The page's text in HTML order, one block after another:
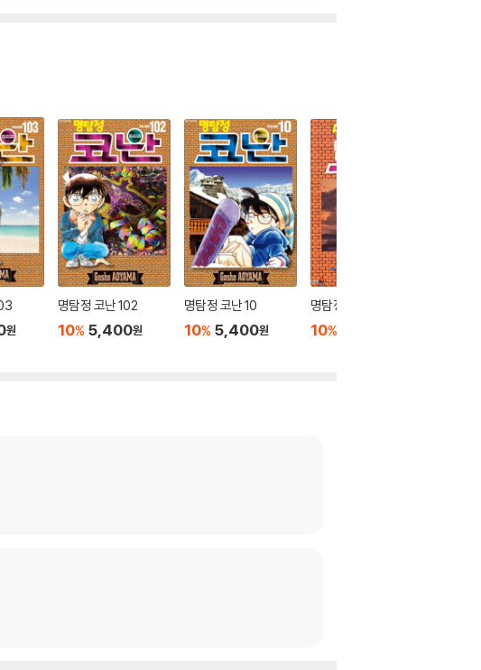
원
명탐정 코난 102
10% 5,400원
명탐정 코난 10
10% 5,400원
명탐정 코난 8
10%